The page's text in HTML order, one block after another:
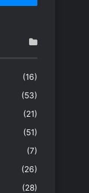
(16)
(53)
(21)
(51)
(7)
(26)
(28)